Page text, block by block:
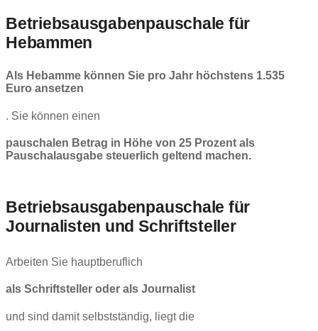
Betriebsausgabenpauschale für
Hebammen
Als Hebamme können Sie pro Jahr höchstens 1.535
Euro ansetzen
. Sie können einen
pauschalen Betrag in Höhe von 25 Prozent als
Pauschalausgabe steuerlich geltend machen.
Betriebsausgabenpauschale für
Journalisten und Schriftsteller
Arbeiten Sie hauptberuflich
als Schriftsteller oder als Journalist
und sind damit selbstständig, liegt die